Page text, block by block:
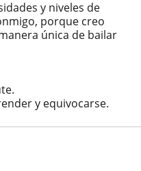
y niveles de
porque creo
única de bailar
y equivocarse.